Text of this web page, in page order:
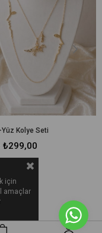
Kolye Seti
için
amaçlar